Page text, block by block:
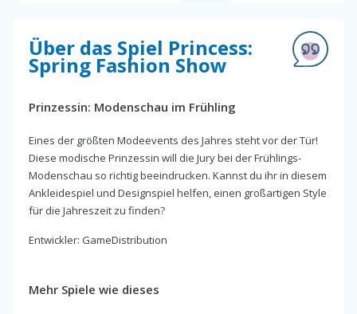
Über das Spiel Princess:
Spring Fashion Show
Prinzessin: Modenschau im Frühling
Eines der größten Modeevents des Jahres steht vor der Tür!
Diese modische Prinzessin will die Jury bei der Frühlings-
Modenschau so richtig beeindrucken. Kannst du ihr in diesem
Ankleidespiel und Designspiel helfen, einen großartigen Style
für die Jahreszeit zu finden?
Entwickler: GameDistribution
Mehr Spiele wie dieses